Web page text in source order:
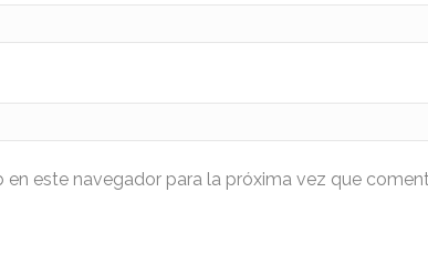
este navegador para la próxima vez que